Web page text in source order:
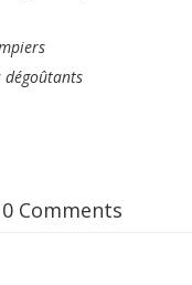
dégoûtants
Comments